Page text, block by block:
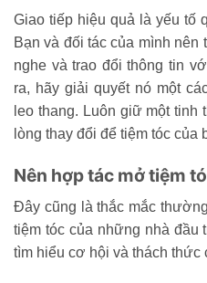
Giao tiếp hiệu quả là yếu tố
Bạn và đối tác của mình
nghe và trao đổi thông tin
ra, hãy giải quyết nó một
leo thang. Luôn giữ một
lòng thay đổi để tiệm tóc của
Nên hợp tác mở tiệm
Đây cũng là thắc mắc
tiệm tóc của những nhà đầu
tìm hiểu cơ hội và thách thức